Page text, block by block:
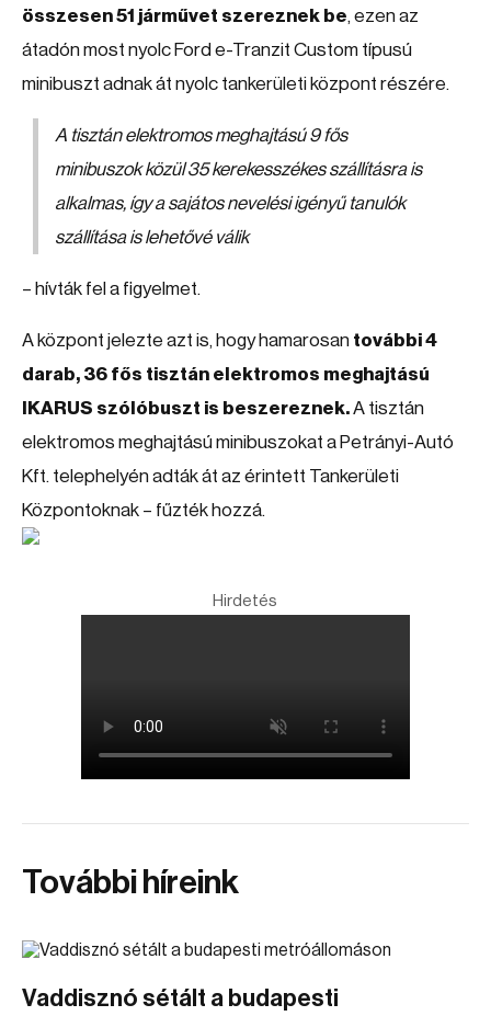
összesen 51 járművet szereznek be, ezen az
átadón most nyolc Ford e-Tranzit Custom típusú
minibuszt adnak át nyolc tankerületi központ részére.
A tisztán elektromos meghajtású 9 fős
minibuszok közül 35 kerekesszékes szállításra is
alkalmas, így a sajátos nevelési igényű tanulók
szállítása is lehetővé válik
– hívták fel a figyelmet.
A központ jelezte azt is, hogy hamarosan további 4
darab, 36 fős tisztán elektromos meghajtású
IKARUS szólóbuszt is beszereznek.A tisztán
elektromos meghajtású minibuszokat a Petrányi-Autó
Kft. telephelyén adták át az érintett Tankerületi
Központoknak – fűzték hozzá.
Hirdetés
További híreink
Vaddisznó sétált a budapesti